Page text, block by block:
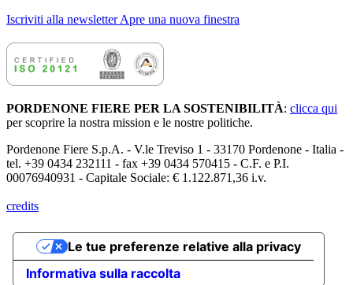
Iscriviti alla newsletterApre una nuova finestra
PORDENONE FIERE PER LA SOSTENIBILITÀ: clicca qui
per scoprire la nostra mission e le nostre politiche.
Pordenone Fiere S.p.A. - V.le Treviso 1 - 33170 Pordenone - Italia -
tel. +39 0434 232111 - fax +39 0434 570415 - C.F. e P.I.
00076940931 - Capitale Sociale: € 1.122.871,36 i.v.
credits
Informativa sulla raccolta
Le tue preferenze relative alla privacy